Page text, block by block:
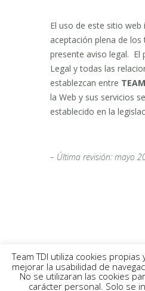
El uso de este sitio web
aceptación plena de los
presente aviso legal. El
Legal y todas las
establezcan entre
la Web y sus servicios
establecido en la
– Última revisión: mayo
Team TDI utiliza cookies
mejorar la usabilidad de
No se utilizaran las cookies
carácter personal. Solo se